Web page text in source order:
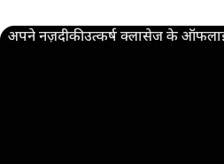
अपने नज़दीकी उत्कर्ष क्लासेज के